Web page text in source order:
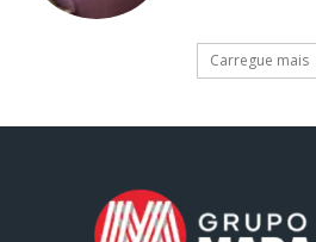
Carregue mais